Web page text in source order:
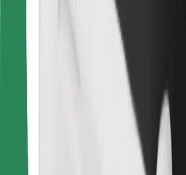
Для водителей
Для курьеров
Для владельцев автопарков
Для ресторанов